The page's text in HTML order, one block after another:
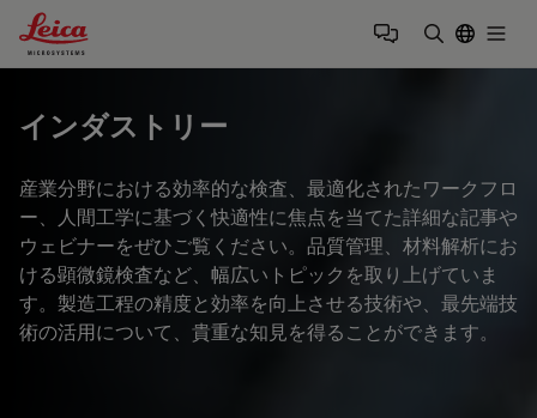
Leica Microsystems Logo
インダストリー
産業分野における効率的な検査、最適化されたワークフロ
ー、人間工学に基づく快適性に焦点を当てた詳細な記事や
ウェビナーをぜひご覧ください。品質管理、材料解析にお
ける顕微鏡検査など、幅広いトピックを取り上げていま
す。製造工程の精度と効率を向上させる技術や、最先端技
術の活用について、貴重な知見を得ることができます。